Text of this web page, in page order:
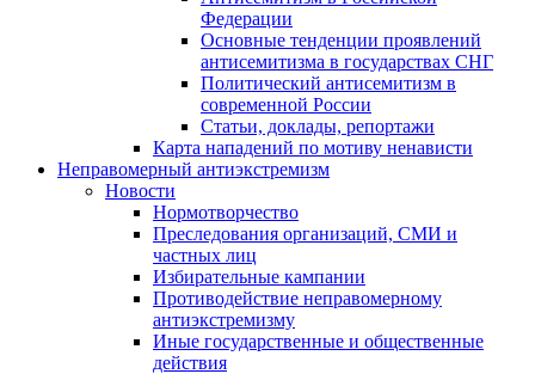
Федерации
Основные тенденции проявлений
антисемитизма в государствах СНГ
Политический антисемитизм в
современной России
Статьи, доклады, репортажи
Карта нападений по мотиву ненависти
Неправомерный антиэкстремизм
Новости
Нормотворчество
Преследования организаций, СМИ и
частных лиц
Избирательные кампании
Противодействие неправомерному
антиэкстремизму
Иные государственные и общественные
действия